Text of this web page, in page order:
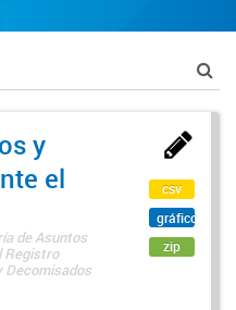
y
el
de Asuntos
Registro
Decomisados
csv
gráfico
zip